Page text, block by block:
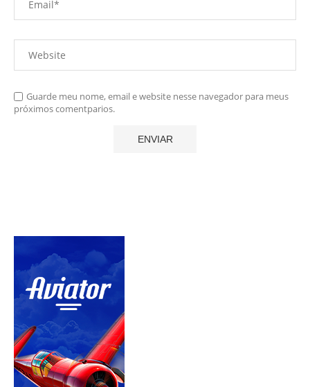
Guarde meu nome, email e website nesse navegador para meus
próximos comentparios.